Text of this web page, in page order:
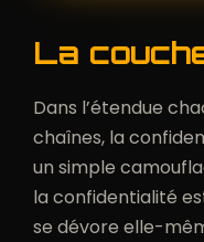
La
Dans l’étendue
chaînes, la
un simple
la confidentialité
se dévore elle-